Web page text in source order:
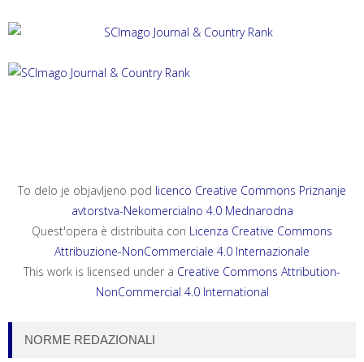
ANNALES, SERIES HISTORIA ET SOCIOLOGIA 35, 2025, 4
To delo je objavljeno pod licenco Creative Commons Priznanje
avtorstva-Nekomercialno 4.0 Mednarodna
Quest'opera è distribuita con Licenza Creative Commons
Attribuzione-NonCommerciale 4.0 Internazionale
This work is licensed under a Creative Commons Attribution-
NonCommercial 4.0 International
NORME REDAZIONALI